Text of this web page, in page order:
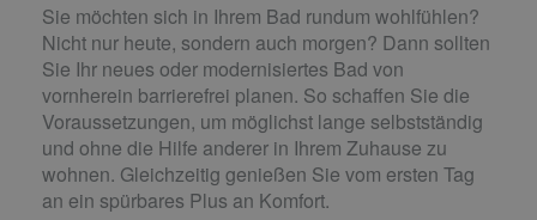
Sie möchten sich in Ihrem Bad rundum wohlfühlen?
Nicht nur heute, sondern auch morgen? Dann sollten
Sie Ihr neues oder modernisiertes Bad von
vornherein barrierefrei planen. So schaffen Sie die
Voraussetzungen, um möglichst lange selbstständig
und ohne die Hilfe anderer in Ihrem Zuhause zu
wohnen. Gleichzeitig genießen Sie vom ersten Tag
an ein spürbares Plus an Komfort.